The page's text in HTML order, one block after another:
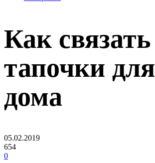
Как связать
тапочки для
дома
05.02.2019
654
0